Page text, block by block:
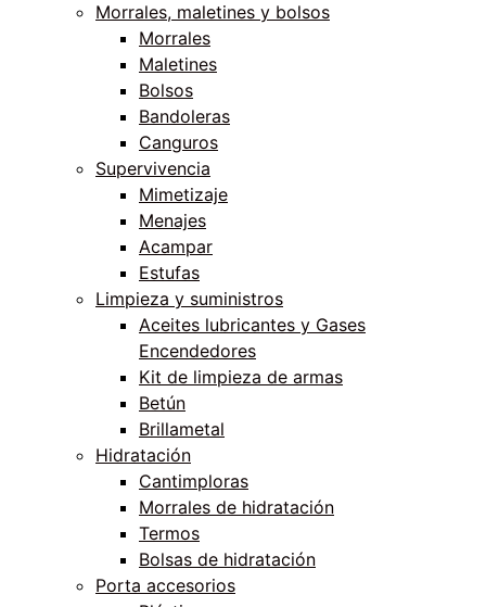
Morrales, maletines y bolsos
Morrales
Maletines
Bolsos
Bandoleras
Canguros
Supervivencia
Mimetizaje
Menajes
Acampar
Estufas
Limpieza y suministros
Aceites lubricantes y Gases
Encendedores
Kit de limpieza de armas
Betún
Brillametal
Hidratación
Cantimploras
Morrales de hidratación
Termos
Bolsas de hidratación
Porta accesorios